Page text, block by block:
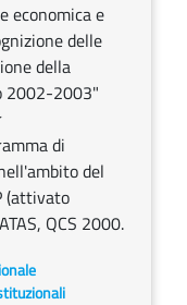
economica e
delle
della
2002-2003"
di
del
(attivato
QCS 2000.